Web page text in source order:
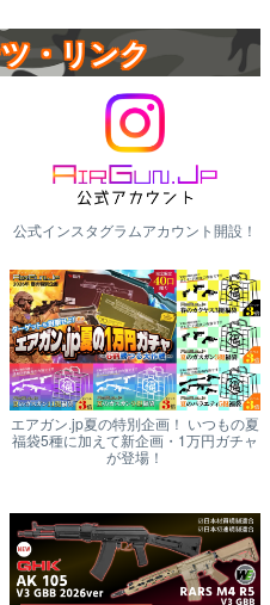
・リンク
公式インスタグラムアカウント開設！
エアガン.jp夏の特別企画！ いつもの夏
福袋5種に加えて新企画・1万円ガチャ
が登場！